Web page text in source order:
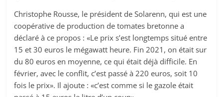
Christophe Rousse, le président de Solarenn, qui est une
coopérative de production de tomates bretonne a
déclaré à ce propos : «Le prix s’est longtemps situé entre
15 et 30 euros le mégawatt heure. Fin 2021, on était sur
du 80 euros en moyenne, ce qui était déjà difficile. En
février, avec le conflit, c’est passé à 220 euros, soit 10
fois le prix». Il ajoute : «c’est comme si le gazole était